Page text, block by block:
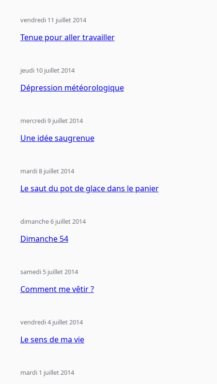
Tenue pour aller travailler
vendredi 11 juillet 2014
Dépression météorologique
jeudi 10 juillet 2014
Une idée saugrenue
mercredi 9 juillet 2014
Le saut du pot de glace dans le panier
mardi 8 juillet 2014
Dimanche 54
dimanche 6 juillet 2014
Comment me vêtir ?
samedi 5 juillet 2014
Le sens de ma vie
vendredi 4 juillet 2014
mardi 1 juillet 2014